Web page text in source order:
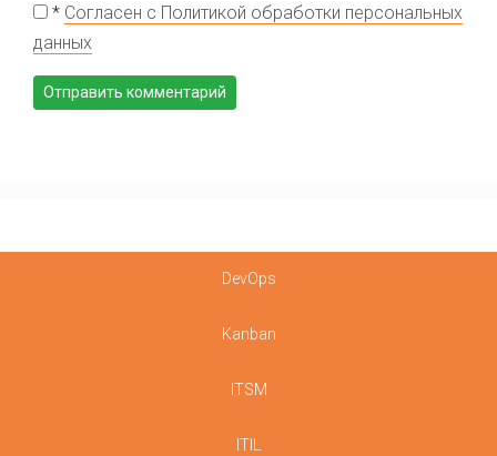
* Согласен с Политикой обработки персональных
данных
DevOps
Kanban
ITSM
ITIL